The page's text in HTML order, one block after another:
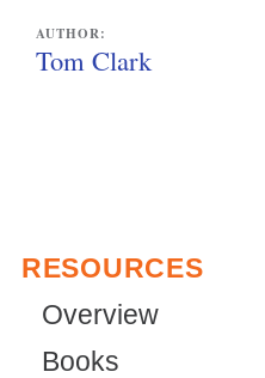
AUTHOR:
Tom Clark
RESOURCES
Overview
Books